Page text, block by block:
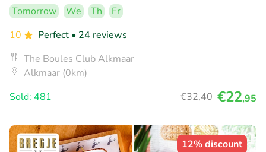
Tomorrow We Th
Fr
10
Perfect • 24 reviews
The Boules Club Alkmaar
Alkmaar (0km)
Sold: 481
€32,40 €22,95
12% discount